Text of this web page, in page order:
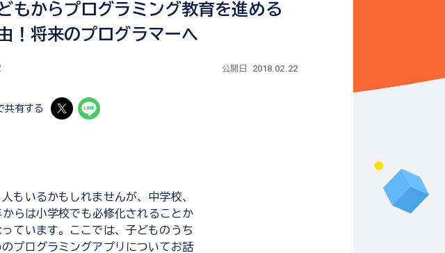
もからプログラミング教育を進める
！将来のプログラマーへ
公開日 2018.02.22
共有する
もいるかもしれませんが、中学校、
らは小学校でも必修化されることか
ています。ここでは、子どものうち
プログラミングアプリについてお話